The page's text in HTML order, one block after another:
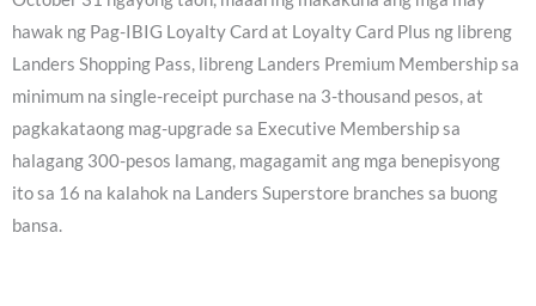
hawak ng Pag-IBIG Loyalty Card at Loyalty Card Plus ng libreng
Landers Shopping Pass, libreng Landers Premium Membership sa
minimum na single-receipt purchase na 3-thousand pesos, at
pagkakataong mag-upgrade sa Executive Membership sa
halagang 300-pesos lamang, magagamit ang mga benepisyong
ito sa 16 na kalahok na Landers Superstore branches sa buong
bansa.